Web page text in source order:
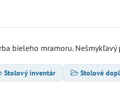
bieleho mramoru.
Stolový inventár Stolové